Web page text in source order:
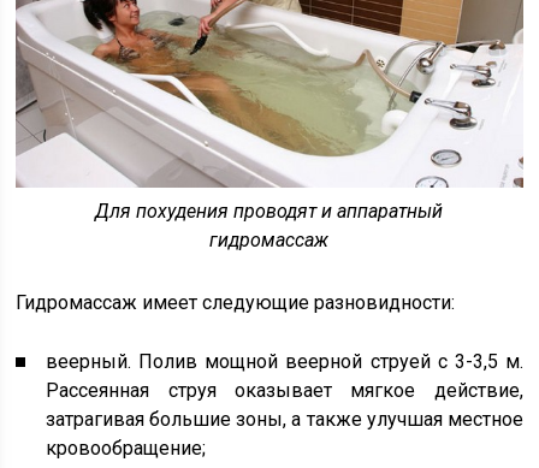
Для похудения проводят и аппаратный
гидромассаж
Гидромассаж имеет следующие разновидности:
веерный. Полив мощной веерной струей с 3-3,5 м.
Рассеянная струя оказывает мягкое действие,
затрагивая большие зоны, а также улучшая местное
кровообращение;